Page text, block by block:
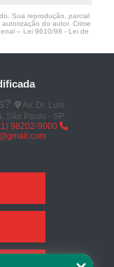
Sua reprodução, parcial
do autor. Crime
– Lei 9610/98 - Lei de
Av. Dr. Luís
São Paulo - SP
98202-9000